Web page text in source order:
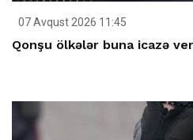
07 Avqust 2026 11:45
Qonşu ölkələr buna icazə